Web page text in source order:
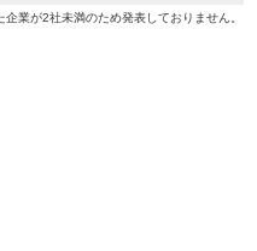
業が2社未満のため発表しておりません。